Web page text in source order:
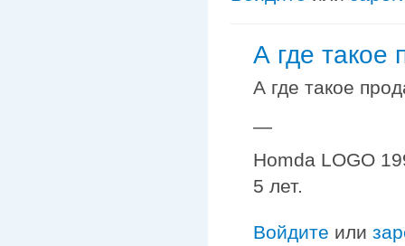
А где такое
А где такое
—
Homda LOGO
5 лет.
Войдите или